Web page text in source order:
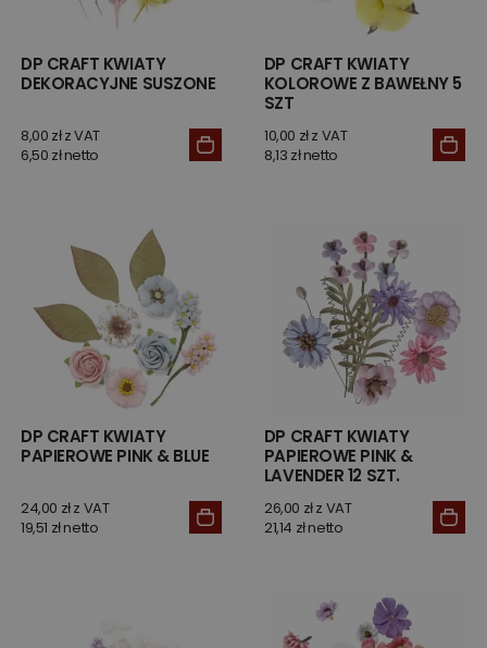
DP CRAFT KWIATY
DEKORACYJNE SUSZONE
8,00 zł z VAT
6,50 zł netto
DP CRAFT KWIATY
KOLOROWE Z BAWEŁNY 5
SZT
10,00 zł z VAT
8,13 zł netto
DP CRAFT KWIATY
PAPIEROWE PINK & BLUE
24,00 zł z VAT
19,51 zł netto
DP CRAFT KWIATY
PAPIEROWE PINK &
LAVENDER 12 SZT.
26,00 zł z VAT
21,14 zł netto